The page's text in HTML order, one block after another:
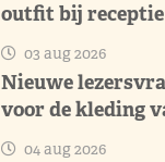
outfit bij
03 aug 2026
Nieuwe
voor de kleding
04 aug 2026